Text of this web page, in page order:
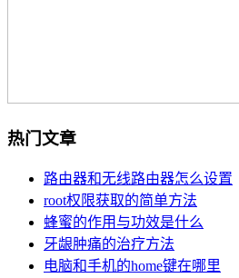
热门文章
路由器和无线路由器怎么设置
root权限获取的简单方法
蜂蜜的作用与功效是什么
牙龈肿痛的治疗方法
电脑和手机的home键在哪里